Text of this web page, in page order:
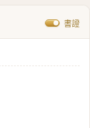
書證